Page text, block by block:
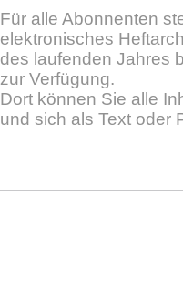
Für alle Abonnenten
elektronisches
des laufenden Jahres
zur Verfügung.
Dort können Sie alle
und sich als Text oder